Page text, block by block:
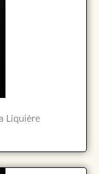
Liquière